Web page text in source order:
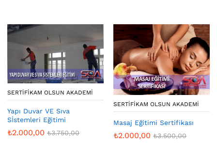
SERTIFIKAM OLSUN AKADEMI
Yapı Duvar VE Sıva
Sİstemleri Eğitimi
₺2.000,00 ₺3.750,00
SERTIFIKAM OLSUN AKADEMI
Masaj Eğitimi Sertifikası
₺2.000,00 ₺3.500,00